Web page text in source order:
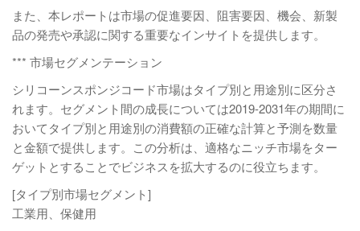
また、本レポートは市場の促進要因、阻害要因、機会、新製
品の発売や承認に関する重要なインサイトを提供します。
*** 市場セグメンテーション
シリコーンスポンジコード市場はタイプ別と用途別に区分さ
れます。セグメント間の成長については2019-2031年の期間に
おいてタイプ別と用途別の消費額の正確な計算と予測を数量
と金額で提供します。この分析は、適格なニッチ市場をター
ゲットとすることでビジネスを拡大するのに役立ちます。
[タイプ別市場セグメント]
工業用、保健用